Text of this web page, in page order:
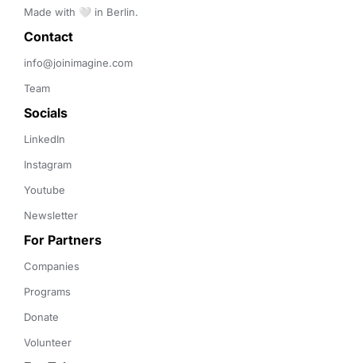
Made with 🤍 in Berlin.
Contact
info@joinimagine.com
Team
Socials
LinkedIn
Instagram
Youtube
Newsletter
For Partners
Companies
Programs
Donate
Volunteer